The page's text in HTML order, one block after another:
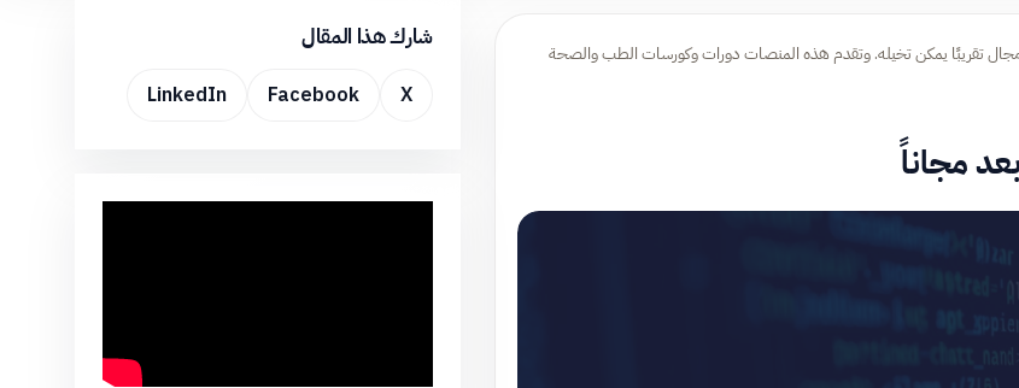
تقريبًا يمكن تخيله. وتقدم هذه المنصات دورات وكورسات الطب والصحة
مجاناً
شارك هذا المقال
X
Facebook
LinkedIn